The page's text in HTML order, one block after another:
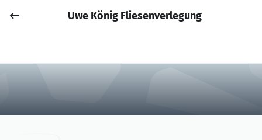
Anmelden
Uwe König Fliesenverlegung